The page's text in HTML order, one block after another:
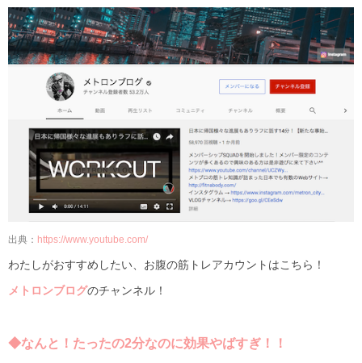
出典： https://www.youtube.com/
わたしがおすすめしたい、お腹の筋トレアカウントはこちら！
メトロンブログのチャンネル！
◆なんと！たったの2分なのに効果やばすぎ！！